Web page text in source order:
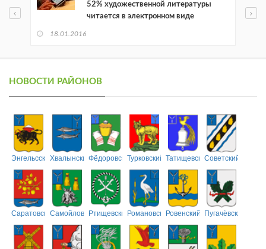
52% художественной литературы
читается в электронном виде
18.01.2016
НОВОСТИ РАЙОНОВ
ЭнгельсскийХвалынскийФёдоровскийТурковский ТатищевскийСоветский
СаратовскийСамойловскийРтищевскийРомановскийРовенский Пугачёвский